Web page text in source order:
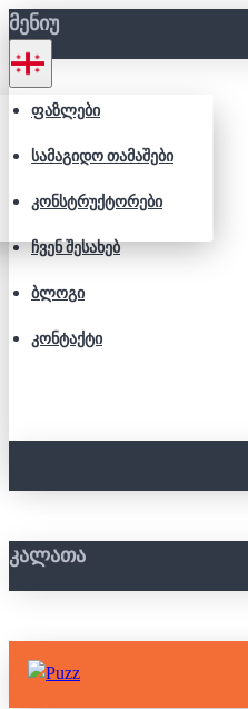
ᲛᲔᲜᲘᲣ
ᲤᲐᲖᲚᲔᲑᲘ
ᲡᲐᲛᲐᲒᲘᲓᲝ ᲗᲐᲛᲐᲨᲔᲑᲘ
ᲙᲝᲜᲡᲢᲠᲣᲥᲢᲝᲠᲔᲑᲘ
ᲩᲕᲔᲜ ᲨᲔᲡᲐᲮᲔᲑ
ᲑᲚᲝᲒᲘ
ᲙᲝᲜᲢᲐᲥᲢᲘ
ᲙᲐᲚᲐᲗᲐ